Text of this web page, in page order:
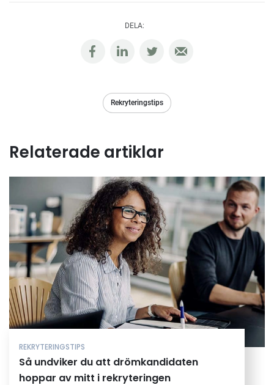
DELA:
Rekryteringstips
Relaterade artiklar
REKRYTERINGSTIPS
Så undviker du att drömkandidaten
hoppar av mitt i rekryteringen